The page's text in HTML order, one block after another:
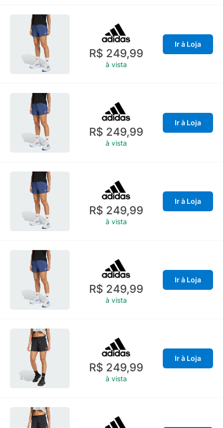
R$ 249,99
à vista
Ir à Loja
R$ 249,99
à vista
Ir à Loja
R$ 249,99
à vista
Ir à Loja
R$ 249,99
à vista
Ir à Loja
R$ 249,99
à vista
Ir à Loja